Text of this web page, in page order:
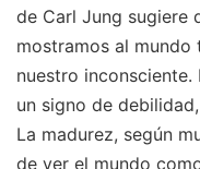
de Carl Jung sugiere
mostramos al
nuestro
un signo de
La madurez, según
de ver el mundo